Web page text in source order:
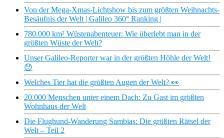
Von der Mega-Xmas-Lichtshow bis zum größten Weihnachts-
Besäufnis der Welt | Galileo 360° Ranking |
780.000 km² Wüstenabenteuer: Wie überlebt man in der
größten Wüste der Welt?
Unser Galileo-Reporter war in der größten Höhle der Welt!
😯
Welches Tier hat die größten Augen der Welt? 👀
20.000 Menschen unter einem Dach: Zu Gast im größten
Wohnhaus der Welt
Die Flughund-Wanderung Sambias: Die größten Rätsel der
Welt – Teil 2